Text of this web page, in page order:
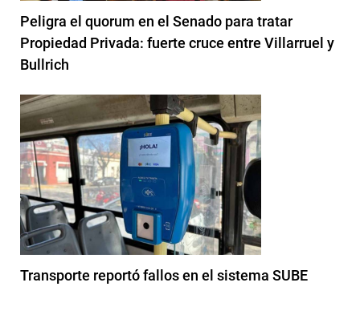
Peligra el quorum en el Senado para tratar
Propiedad Privada: fuerte cruce entre Villarruel y
Bullrich
Transporte reportó fallos en el sistema SUBE